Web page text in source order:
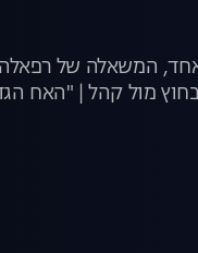
אחד, המשאלה של
מול קהל | "האח